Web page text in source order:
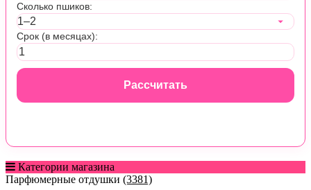
Сколько пшиков:
Срок (в месяцах):
Рассчитать
Категории магазина
Парфюмерные отдушки (3381)